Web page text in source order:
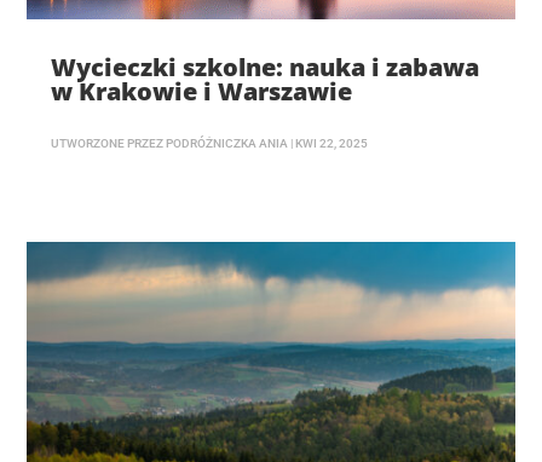
Wycieczki szkolne: nauka i zabawa
w Krakowie i Warszawie
UTWORZONE PRZEZ PODRÓŻNICZKA ANIA | KWI 22, 2025